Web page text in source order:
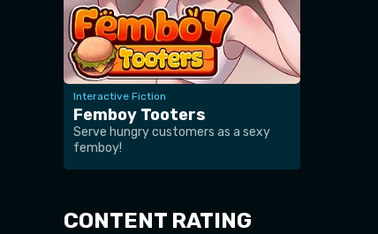
Interactive Fiction
Femboy Tooters
Serve hungry customers as a sexy
femboy!
CONTENT RATING